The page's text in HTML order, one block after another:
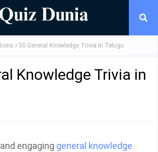
50 General Knowledge Trivia in Telugu
Knowledge Trivia in
engaging general knowledge